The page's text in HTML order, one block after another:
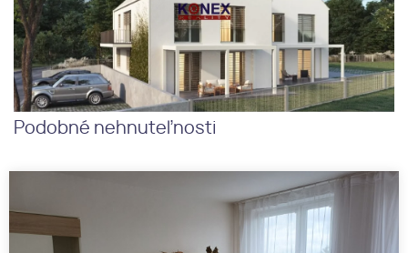
Podobné nehnuteľnosti